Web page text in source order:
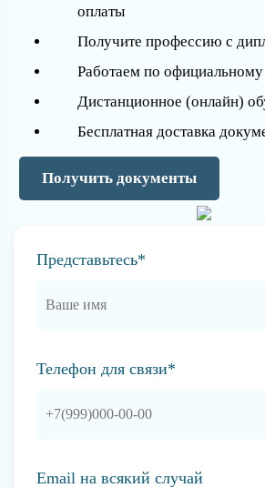
оплаты
Получите профессию с
Работаем по
Дистанционное (онлайн)
Бесплатная доставка
Получить документы
Представьтесь*
Телефон для связи*
Email на всякий случай